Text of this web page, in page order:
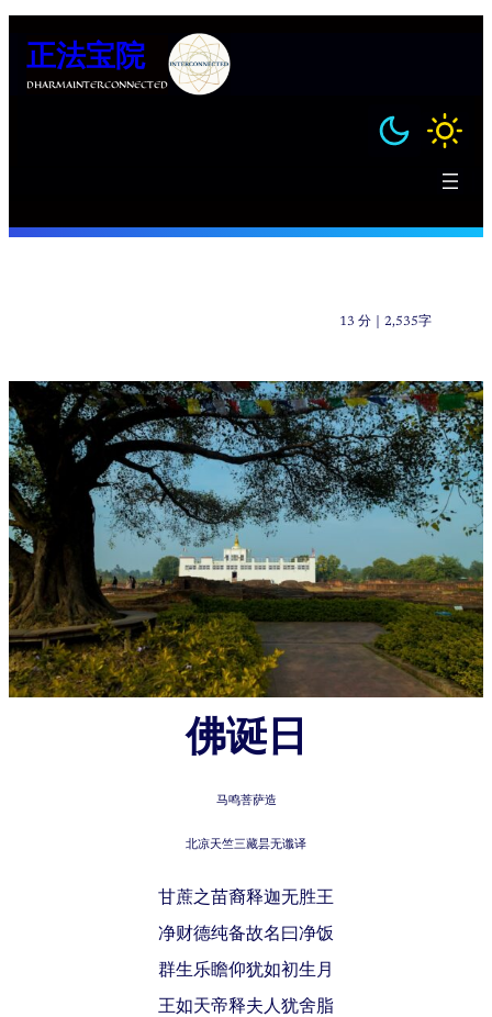
正法宝院
DHARMAINTERCONNECTED
13 分 ｜2,535字
佛诞日
马鸣菩萨造
北凉天竺三藏昙无谶译
甘蔗之苗裔释迦无胜王
净财德纯备故名曰净饭
群生乐瞻仰犹如初生月
王如天帝释夫人犹舍脂